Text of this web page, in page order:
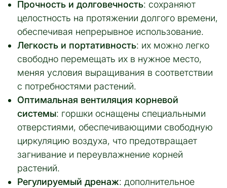
Прочность и долговечность: сохраняют
целостность на протяжении долгого времени,
обеспечивая непрерывное использование.
Легкость и портативность: их можно легко
свободно перемещать их в нужное место,
меняя условия выращивания в соответствии
с потребностями растений.
Оптимальная вентиляция корневой
системы: горшки оснащены специальными
отверстиями, обеспечивающими свободную
циркуляцию воздуха, что предотвращает
загнивание и переувлажнение корней
растений.
Регулируемый дренаж: дополнительное